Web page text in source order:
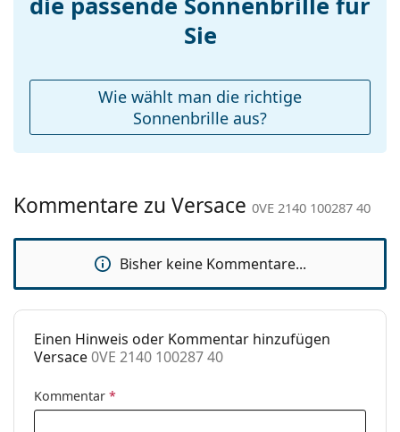
Weiteres
Herren
Verwendung:
Mode
Code:
0VE 2140 100287 40
verfügbar :
Nein
Sie
Wie wählt man die richtige
Sonnenbrille aus?
Kommentare zu Versace 0VE 2140 100287 40
Bisher keine Kommentare...
Einen Hinweis oder Kommentar hinzufügen
Versace0VE 2140 100287 40
Kommentar *